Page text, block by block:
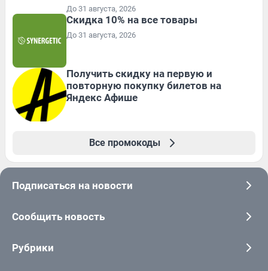
До 31 августа, 2026
Скидка 10% на все товары
До 31 августа, 2026
Получить скидку на первую и
повторную покупку билетов на
Яндекс Афише
Все промокоды
Подписаться на новости
Сообщить новость
Рубрики